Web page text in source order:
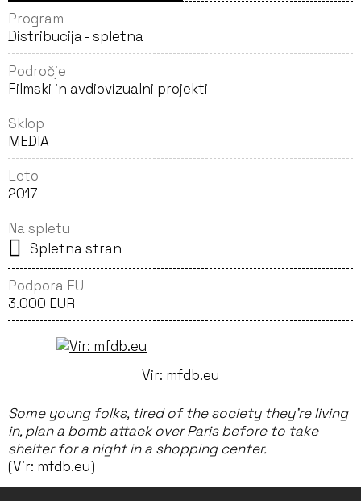
Program
Distribucija - spletna
Področje
Filmski in avdiovizualni projekti
Sklop
MEDIA
Leto
2017
Na spletu
Spletna stran
Podpora EU
3.000 EUR
Vir: mfdb.eu
Some young folks, tired of the society they’re living
in, plan a bomb attack over Paris before to take
shelter for a night in a shopping center.
(Vir: mfdb.eu)